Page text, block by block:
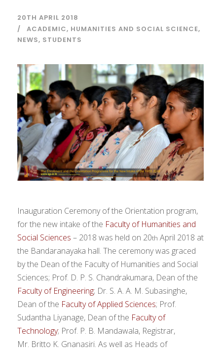
20TH APRIL 2018
ACADEMIC, HUMANITIES AND SOCIAL SCIENCE,
NEWS, STUDENTS
Inauguration Ceremony of the Orientation program,
for the new intake of the Faculty of Humanities and
Social Sciences – 2018 was held on 20th April 2018 at
the Bandaranayaka hall. The ceremony was graced
by the Dean of the Faculty of Humanities and Social
Sciences; Prof. D. P. S. Chandrakumara, Dean of the
Faculty of Engineering; Dr. S. A. A. M. Subasinghe,
Dean of the Faculty of Applied Sciences; Prof.
Sudantha Liyanage, Dean of the Faculty of
Technology; Prof. P. B. Mandawala, Registrar,
Mr. Britto K. Gnanasiri. As well as Heads of